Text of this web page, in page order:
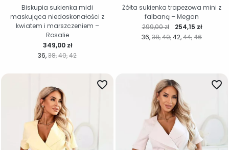
36 38 40 42
Cena
349,00 zł
Biskupia sukienka midi
maskująca niedoskonałości z
kwiatem i marszczeniem –
Rosalie
36 38 40 42 44 46
Cena regularna
299,00 zł Cena
254,15 zł
Żółta sukienka trapezowa mini z
falbaną – Megan
favorite_border favorite_border